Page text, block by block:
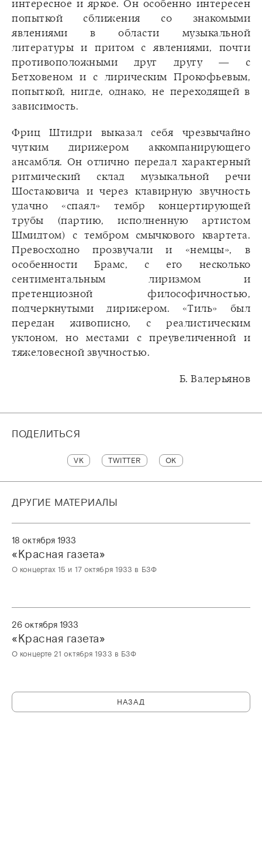
интересное и яркое. Он особенно интересен
попыткой сближения со знакомыми
явлениями в области музыкальной
литературы и притом с явлениями, почти
противоположными друг другу — с
Бетховеном и с лирическим Прокофьевым,
попыткой, нигде, однако, не переходящей в
зависимость.
Фриц Штидри выказал себя чрезвычайно
чутким дирижером аккомпанирующего
ансамбля. Он отлично передал характерный
ритмический склад музыкальной речи
Шостаковича и через клавирную звучность
удачно «спаял» тембр концертирующей
трубы (партию, исполненную артистом
Шмидтом) с тембром смычкового квартета.
Превосходно прозвучали и «немцы», в
особенности Брамс, с его несколько
сентиментальным лиризмом и
претенциозной философичностью,
подчеркнутыми дирижером. «Тиль» был
передан живописно, с реалистическим
уклоном, но местами с преувеличенной и
тяжеловесной звучностью.
Б. Валерьянов
ПОДЕЛИТЬСЯ
VK TWITTER OK
ДРУГИЕ МАТЕРИАЛЫ
18 октября 1933
«Красная газета»
О концертах 15 и 17 октября 1933 в БЗФ
26 октября 1933
«Красная газета»
О концерте 21 октября 1933 в БЗФ
НАЗАД